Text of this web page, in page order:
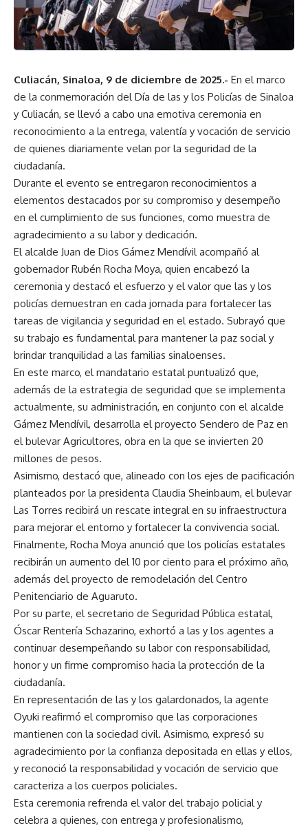
Culiacán, Sinaloa, 9 de diciembre de 2025.- En el marco
de la conmemoración del Día de las y los Policías de Sinaloa
y Culiacán, se llevó a cabo una emotiva ceremonia en
reconocimiento a la entrega, valentía y vocación de servicio
de quienes diariamente velan por la seguridad de la
ciudadanía.
Durante el evento se entregaron reconocimientos a
elementos destacados por su compromiso y desempeño
en el cumplimiento de sus funciones, como muestra de
agradecimiento a su labor y dedicación.
El alcalde Juan de Dios Gámez Mendívil acompañó al
gobernador Rubén Rocha Moya, quien encabezó la
ceremonia y destacó el esfuerzo y el valor que las y los
policías demuestran en cada jornada para fortalecer las
tareas de vigilancia y seguridad en el estado. Subrayó que
su trabajo es fundamental para mantener la paz social y
brindar tranquilidad a las familias sinaloenses.
En este marco, el mandatario estatal puntualizó que,
además de la estrategia de seguridad que se implementa
actualmente, su administración, en conjunto con el alcalde
Gámez Mendívil, desarrolla el proyecto Sendero de Paz en
el bulevar Agricultores, obra en la que se invierten 20
millones de pesos.
Asimismo, destacó que, alineado con los ejes de pacificación
planteados por la presidenta Claudia Sheinbaum, el bulevar
Las Torres recibirá un rescate integral en su infraestructura
para mejorar el entorno y fortalecer la convivencia social.
Finalmente, Rocha Moya anunció que los policías estatales
recibirán un aumento del 10 por ciento para el próximo año,
además del proyecto de remodelación del Centro
Penitenciario de Aguaruto.
Por su parte, el secretario de Seguridad Pública estatal,
Óscar Rentería Schazarino, exhortó a las y los agentes a
continuar desempeñando su labor con responsabilidad,
honor y un firme compromiso hacia la protección de la
ciudadanía.
En representación de las y los galardonados, la agente
Oyuki reafirmó el compromiso que las corporaciones
mantienen con la sociedad civil. Asimismo, expresó su
agradecimiento por la confianza depositada en ellas y ellos,
y reconoció la responsabilidad y vocación de servicio que
caracteriza a los cuerpos policiales.
Esta ceremonia refrenda el valor del trabajo policial y
celebra a quienes, con entrega y profesionalismo,